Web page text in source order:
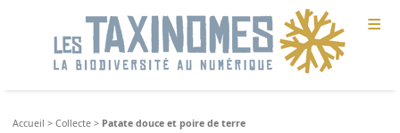
≡
Accueil >Collecte > Patate douce et poire de terre